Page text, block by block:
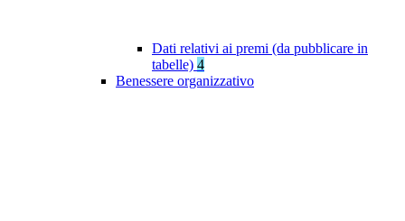
Dati relativi ai premi (da pubblicare in
tabelle) 4
Benessere organizzativo